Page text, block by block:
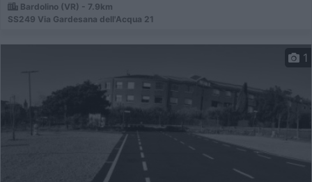
Bardolino (VR) - 7.9km
SS249 Via Gardesana dell'Acqua 21
1